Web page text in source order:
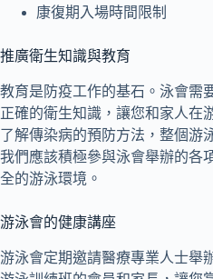
康復期入場時間限制
推廣衛生知識與教育
教育是防疫工作的基石。泳會需
正確的衛生知識，讓您和家人在
了解傳染病的預防方法，整個游
我們應該積極參與泳會舉辦的各
全的游泳環境。
游泳會的健康講座
游泳會定期邀請醫療專業人士舉